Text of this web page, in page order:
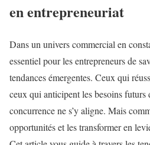
en entrepreneuriat
Dans un univers commercial en
essentiel pour les entrepreneurs de
tendances émergentes. Ceux qui
ceux qui anticipent les besoins futurs
concurrence ne s’y aligne. Mais
opportunités et les transformer en